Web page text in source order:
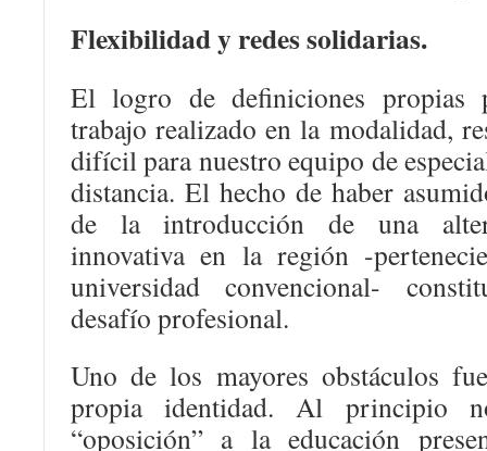
Flexibilidad y redes solidarias.
El logro de definiciones propias
trabajo realizado en la modalidad,
difícil para nuestro equipo de
distancia. El hecho de haber
de la introducción de una
innovativa en la región -
universidad convencional-
desafío profesional.
Uno de los mayores obstáculos
propia identidad. Al principio
“oposición” a la educación